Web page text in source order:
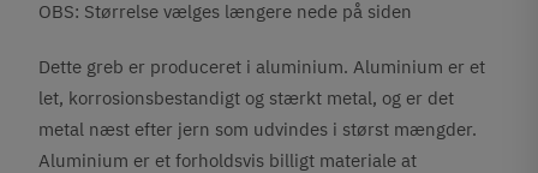
OBS: Størrelse vælges længere nede på siden
Dette greb er produceret i aluminium. Aluminium er et
let, korrosionsbestandigt og stærkt metal, og er det
metal næst efter jern som udvindes i størst mængder.
Aluminium er et forholdsvis billigt materiale at